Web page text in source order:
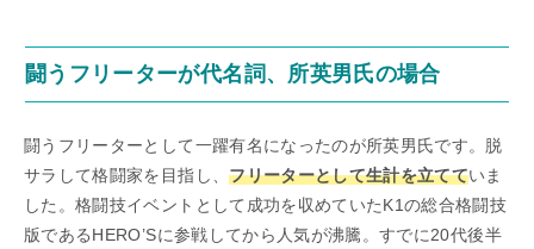
闘うフリーターが代名詞、所英男氏の場合
闘うフリーターとして一躍有名になったのが所英男氏です。脱
サラして格闘家を目指し、フリーターとして生計を立てていま
した。格闘技イベントとして成功を収めていたK1の総合格闘技
版であるHERO’Sに参戦してから人気が沸騰。すでに20代後半